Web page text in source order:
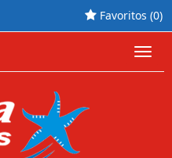
Favoritos (0)